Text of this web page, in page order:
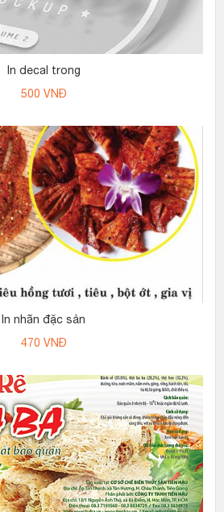
In decal trong
500 VNĐ
In nhãn đặc sản
470 VNĐ